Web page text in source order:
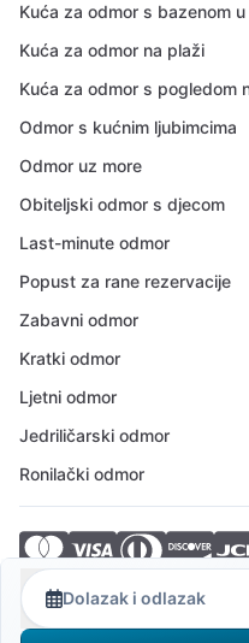
Dolazak i odlazak
Kuća za odmor s bazenom
Kuća za odmor na plaži
Kuća za odmor s pogledom
Odmor s kućnim ljubimcima
Odmor uz more
Obiteljski odmor s djecom
Last-minute odmor
Popust za rane rezervacije
Zabavni odmor
Kratki odmor
Ljetni odmor
Jedriličarski odmor
Ronilački odmor